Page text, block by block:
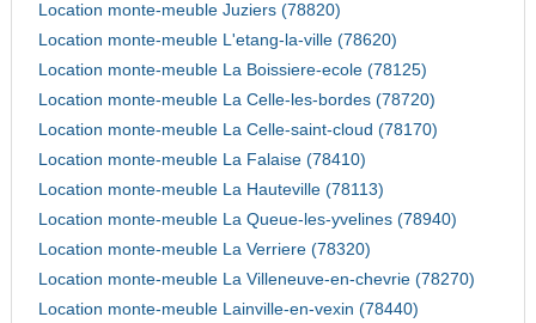
Location monte-meuble Juziers (78820)
Location monte-meuble L'etang-la-ville (78620)
Location monte-meuble La Boissiere-ecole (78125)
Location monte-meuble La Celle-les-bordes (78720)
Location monte-meuble La Celle-saint-cloud (78170)
Location monte-meuble La Falaise (78410)
Location monte-meuble La Hauteville (78113)
Location monte-meuble La Queue-les-yvelines (78940)
Location monte-meuble La Verriere (78320)
Location monte-meuble La Villeneuve-en-chevrie (78270)
Location monte-meuble Lainville-en-vexin (78440)